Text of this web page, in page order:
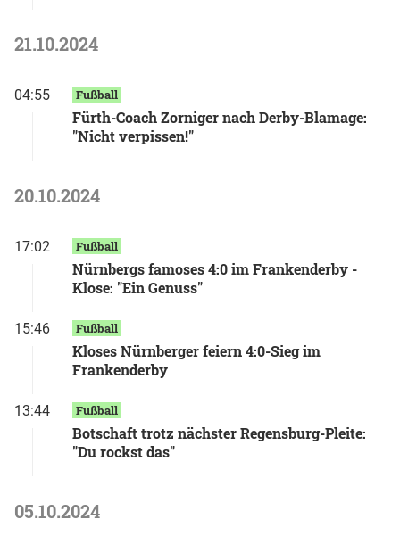
21.10.2024
04:55 Fußball
Fürth-Coach Zorniger nach Derby-Blamage:
"Nicht verpissen!"
20.10.2024
17:02 Fußball
Nürnbergs famoses 4:0 im Frankenderby -
Klose: "Ein Genuss"
15:46 Fußball
Kloses Nürnberger feiern 4:0-Sieg im
Frankenderby
13:44 Fußball
Botschaft trotz nächster Regensburg-Pleite:
"Du rockst das"
05.10.2024